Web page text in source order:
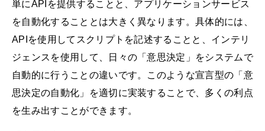
単にAPIを提供することと、アプリケーションサービス
を自動化することとは大きく異なります。具体的には、
APIを使用してスクリプトを記述することと、インテリ
ジェンスを使用して、日々の「意思決定」をシステムで
自動的に行うことの違いです。このような宣言型の「意
思決定の自動化」を適切に実装することで、多くの利点
を生み出すことができます。